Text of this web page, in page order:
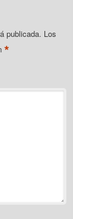
publicada. Los
*